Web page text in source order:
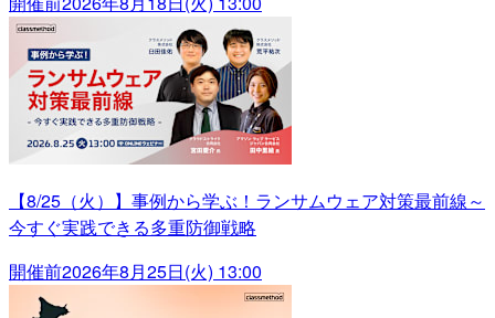
【8/25（火）】事例から学ぶ！ランサムウェア対策最前線～
今すぐ実践できる多重防御戦略
開催前2026年8月25日(火) 13:00